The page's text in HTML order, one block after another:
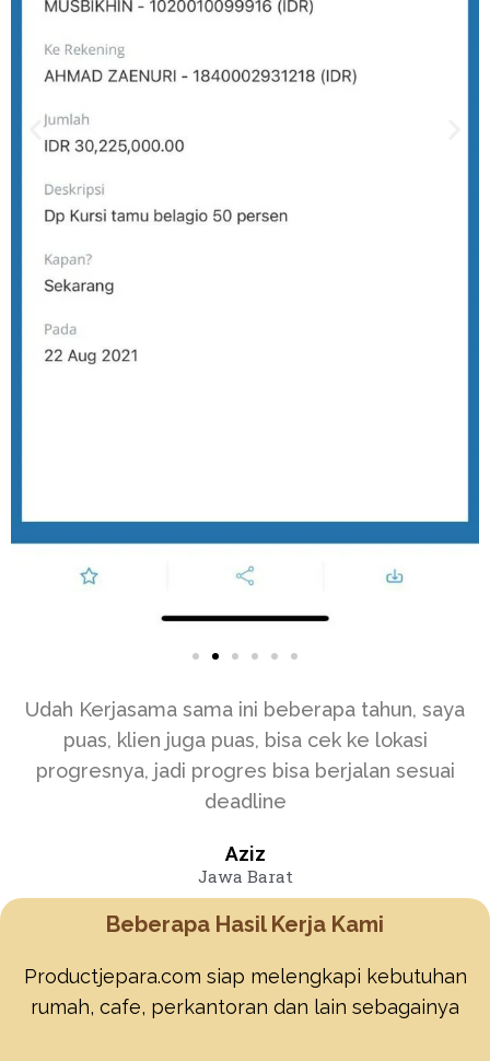
Udah Kerjasama sama ini beberapa tahun, saya
puas, klien juga puas, bisa cek ke lokasi
progresnya, jadi progres bisa berjalan sesuai
deadline
Aziz
Jawa Barat
Beberapa Hasil Kerja Kami
Productjepara.com siap melengkapi kebutuhan
rumah, cafe, perkantoran dan lain sebagainya